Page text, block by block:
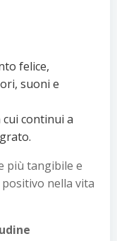
felice,
suoni e
continui a
più tangibile e
nella vita